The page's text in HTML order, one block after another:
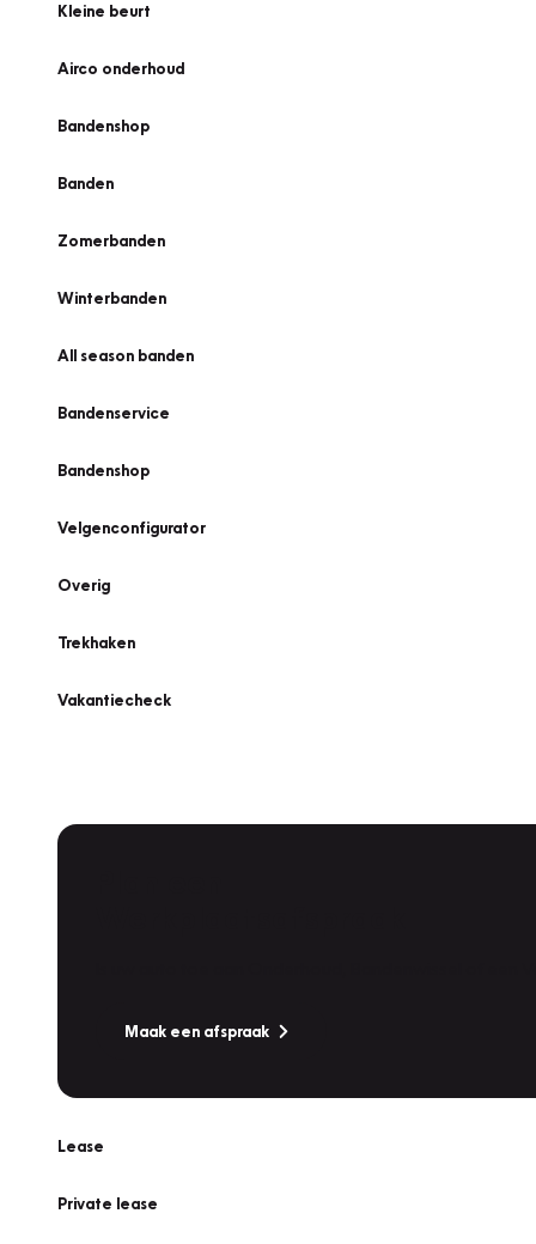
Kleine beurt
Airco onderhoud
Bandenshop
Banden
Zomerbanden
Winterbanden
All season banden
Bandenservice
Bandenshop
Velgenconfigurator
Overig
Trekhaken
Vakantiecheck
Maak een afspraak
Lease
Private lease